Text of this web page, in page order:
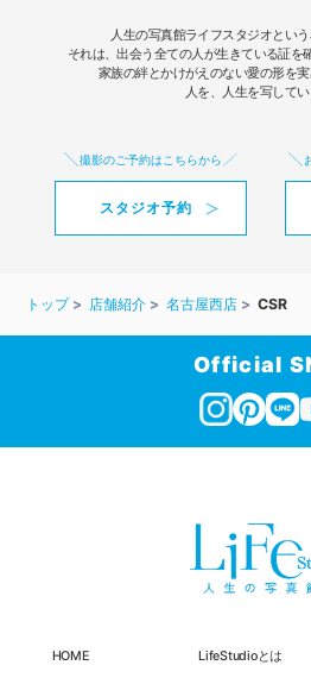
人生の写真館ライフスタジオという
それは、出会う全ての人が生きている証を
家族の絆とかけがえのない愛の形を実
人を、人生を写してい
撮影のご予約はこちらから
スタジオ予約
トップ 店舗紹介 名古屋西店 CSR
Official
HOME LifeStudioとは